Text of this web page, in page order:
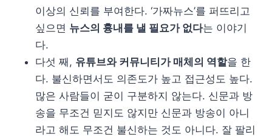
이상의 신뢰를 부여한다. ‘가짜뉴스’를 퍼뜨리고
싶으면 뉴스의 흉내를 낼 필요가 없다는 이야기
다.
다섯 째, 유튜브와 커뮤니티가 매체의 역할을 한
다. 불신하면서도 의존도가 높고 접근성도 높다.
많은 사람들이 굳이 구분하지 않는다. 신문과 방
송을 무조건 믿지도 않지만 신문과 방송이 아니
라고 해도 무조건 불신하는 것도 아니다. 잘 팔리